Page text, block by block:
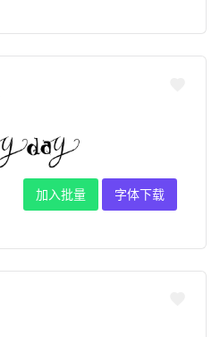
加入批量 字体下载